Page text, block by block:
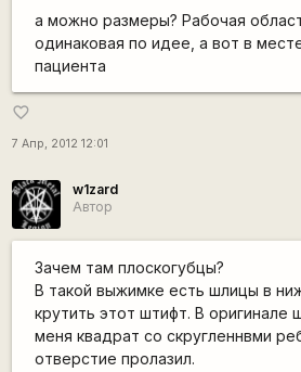
а можно размеры? Рабочая
одинаковая по идее, а вот в
пациента
favorite_border
7 Апр, 2012 12:01
w1zard
Автор
Зачем там плоскогубцы?
В такой выжимке есть шлицы в
крутить этот штифт. В оригинале
меня квадрат со скругленнвми
отверстие пролазил.